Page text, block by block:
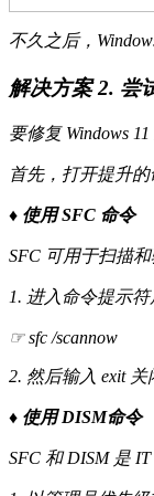
不久之后，
解决方案 2. 尝
要修复 Windows
首先，打开提升
♦ 使用 SFC 命令
SFC 可用于扫描
1. 进入命令提示符
☞ sfc /scannow
2. 然后输入 exit
♦ 使用 DISM命令
SFC 和 DISM 是